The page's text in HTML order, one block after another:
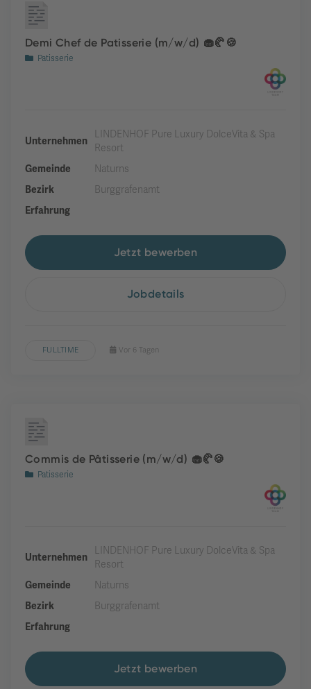
Demi Chef de Patisserie (m/w/d) 🧁🥐🍪
Patisserie
Unternehmen
LINDENHOF Pure Luxury DolceVita & Spa
Resort
Gemeinde
Naturns
Bezirk
Burggrafenamt
Erfahrung
Jetzt bewerben
Jobdetails
FULLTIME Vor 6 Tagen
Commis de Pâtisserie (m/w/d) 🧁🥐🍪
Patisserie
Unternehmen
LINDENHOF Pure Luxury DolceVita & Spa
Resort
Gemeinde
Naturns
Bezirk
Burggrafenamt
Erfahrung
Jetzt bewerben